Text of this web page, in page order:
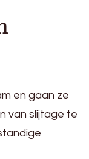
en gaan ze
van slijtage te